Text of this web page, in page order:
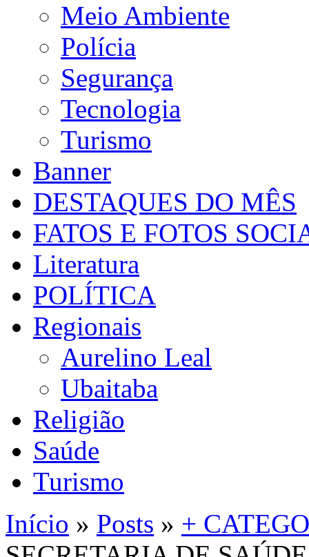
Meio Ambiente
Polícia
Segurança
Tecnologia
Turismo
Banner
DESTAQUES DO MÊS
FATOS E FOTOS
Literatura
POLÍTICA
Regionais
Aurelino Leal
Ubaitaba
Religião
Saúde
Turismo
Início » Posts » +